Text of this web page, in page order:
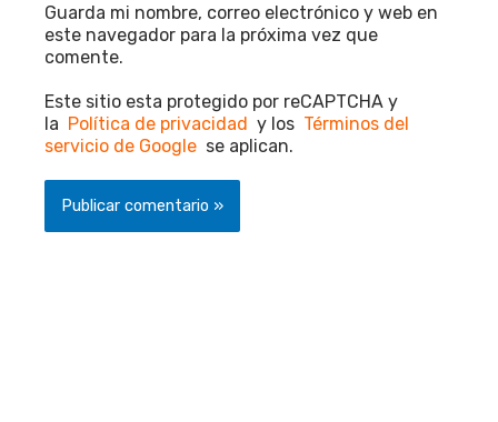
Guarda mi nombre, correo electrónico y web en
este navegador para la próxima vez que
comente.
Este sitio esta protegido por reCAPTCHA y
la Política de privacidad y los Términos del
servicio de Google se aplican.